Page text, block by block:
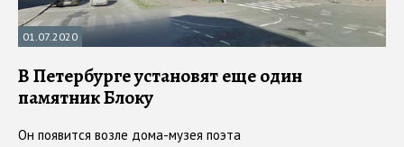
01.07.2020
В Петербурге установят еще один
памятник Блоку
Он появится возле дома-музея поэта